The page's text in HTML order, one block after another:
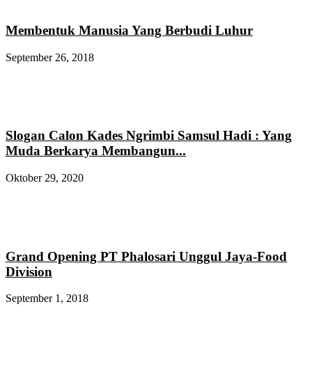
Membentuk Manusia Yang Berbudi Luhur
September 26, 2018
Slogan Calon Kades Ngrimbi Samsul Hadi : Yang
Muda Berkarya Membangun...
Oktober 29, 2020
Grand Opening PT Phalosari Unggul Jaya-Food
Division
September 1, 2018